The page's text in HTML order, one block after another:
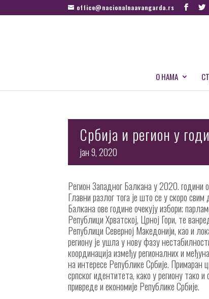
office@nacionalnaavangarda.rs
О НАМА
Србија и регион у
јан 9, 2020
Регион Западног Балкана у 2020. години
Главни разлог тога је што се у скоро
Балкана ове године очекују избори;
Републици Хрватској, Црној Гори, те
Републици Северној Македонији, као и
региону је ушла у нову фазу
координација између регионалних и
на интересе Републике Србије. Примаран
српског идентитета, како у региону тако
привреде и економије Републике Србије.